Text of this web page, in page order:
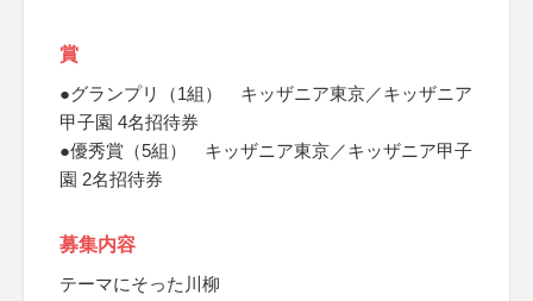
賞
●グランプリ（1組） キッザニア東京／キッザニア
甲子園 4名招待券
●優秀賞（5組） キッザニア東京／キッザニア甲子
園 2名招待券
募集内容
テーマにそった川柳